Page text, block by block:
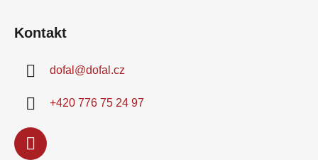
Kontakt
dofal @dofal.cz
+420 776 75 24 97